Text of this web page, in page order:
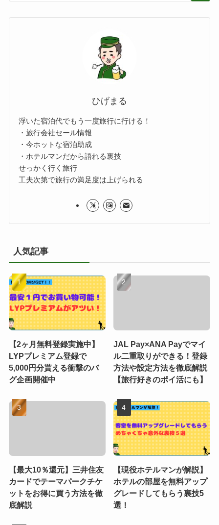
ひげまる
浮いた宿泊代でもう一度旅行に行ける！
・旅行会社セール情報
・今ホットな宿泊助成
・ホテルマンだから語れる裏技
せっかく行く旅行
工夫次第で旅行の満足度は上げられる
人気記事
【2ヶ月無料登録実施中】
LYPプレミアム登録で
5,000円分貰える衝撃のバ
グ企画開催中
JAL Pay×ANA Payでマイ
ル二重取りができる！登録
方法や設定方法を徹底解説
【旅行好きのポイ活にも】
【最大10％還元】三井住友
カードでテーマパークチケ
ットをお得に買う方法を徹
底解説
【現役ホテルマンが解説】
ホテルの部屋を無料アップ
グレードしてもらう裏技5
選！